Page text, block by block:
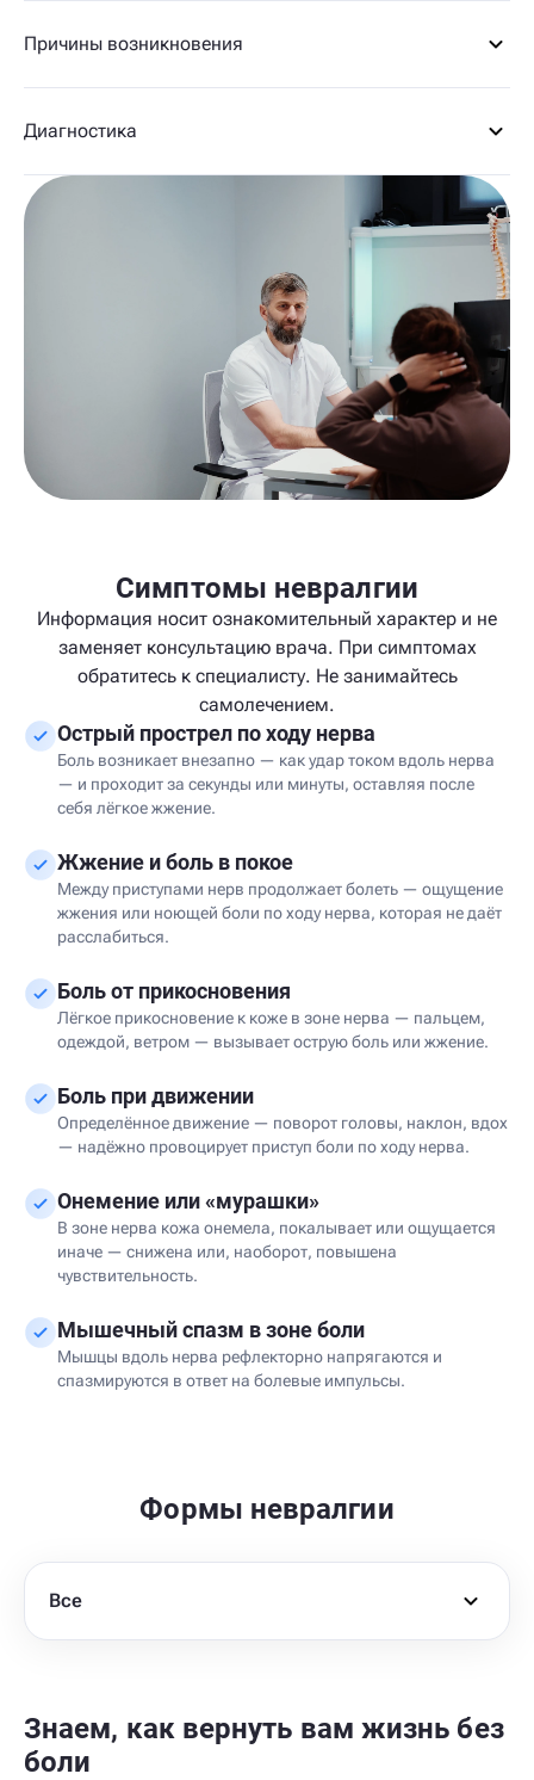
Причины возникновения
Диагностика
Симптомы невралгии
Информация носит ознакомительный характер и не
заменяет консультацию врача. При симптомах
обратитесь к специалисту. Не занимайтесь
самолечением.
Острый прострел по ходу нерва
Боль возникает внезапно — как удар током вдоль нерва
— и проходит за секунды или минуты, оставляя после
себя лёгкое жжение.
Жжение и боль в покое
Между приступами нерв продолжает болеть — ощущение
жжения или ноющей боли по ходу нерва, которая не даёт
расслабиться.
Боль от прикосновения
Лёгкое прикосновение к коже в зоне нерва — пальцем,
одеждой, ветром — вызывает острую боль или жжение.
Боль при движении
Определённое движение — поворот головы, наклон, вдох
— надёжно провоцирует приступ боли по ходу нерва.
Онемение или «мурашки»
В зоне нерва кожа онемела, покалывает или ощущается
иначе — снижена или, наоборот, повышена
чувствительность.
Мышечный спазм в зоне боли
Мышцы вдоль нерва рефлекторно напрягаются и
спазмируются в ответ на болевые импульсы.
Формы невралгии
Все
Знаем, как вернуть вам жизнь без
боли